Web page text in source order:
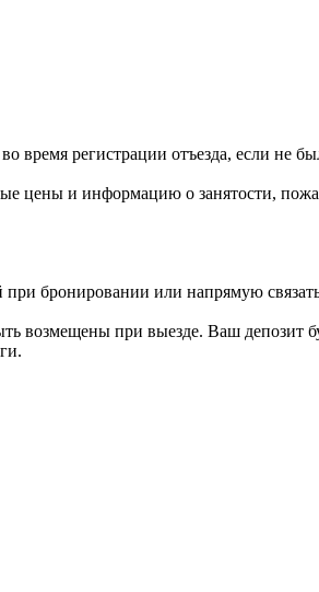
время регистрации отъезда, если не
цены и информацию о занятости,
бронировании или напрямую
возмещены при выезде. Ваш депозит